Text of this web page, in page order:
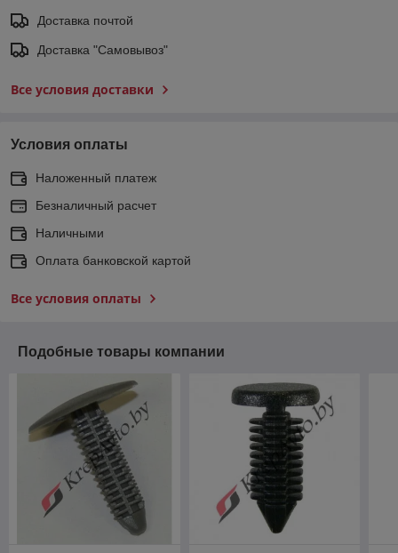
Доставка почтой
Доставка "Самовывоз"
Все условия доставки
Условия оплаты
Наложенный платеж
Безналичный расчет
Наличными
Оплата банковской картой
Все условия оплаты
Подобные товары компании